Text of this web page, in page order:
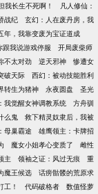
我长生不死啊！
凡人修仙：
战纪
玄幻：人在废丹房，我
年，我靠变废为宝证道成
跟我说游戏停服
开局废柴师
不太对劲 逆天邪神
惨遭女
破天际
西幻：被动技能胜利
转生为猪神 永夜圆盘
圣光
我觉醒女神调教系统
方舟驯
么鬼
救下精灵奴隶后，我被
母巢霸途
雄鹰领主：卡牌招
魔女小姐孝心变质了
雌性
主 领袖之证：风过无痕
重
魔王候选
话痨骷髅的荒原求
工！ 代码破格者
数值怪萝